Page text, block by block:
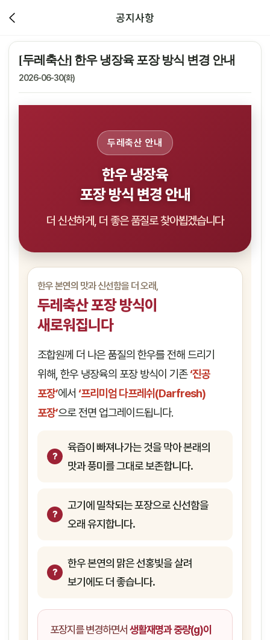
공지사항
[두레축산] 한우 냉장육 포장 방식 변경 안내
2026-06-30(화)
두레축산 안내
한우 냉장육
포장 방식 변경 안내
더 신선하게, 더 좋은 품질로 찾아뵙겠습니다
한우 본연의 맛과 신선함을 더 오래,
두레축산 포장 방식이
새로워집니다
조합원께 더 나은 품질의 한우를 전해 드리기
위해, 한우 냉장육의 포장 방식이 기존‘진공
포장’에서 ‘프리미엄 다프레쉬(Darfresh)
포장’으로 전면 업그레이드됩니다.
육즙이 빠져나가는 것을 막아 본래의
맛과 풍미를 그대로 보존합니다.
고기에 밀착되는 포장으로 신선함을
오래 유지합니다.
한우 본연의 맑은 선홍빛을 살려
보기에도 더 좋습니다.
포장지를 변경하면서 생활재명과 중량(g)이